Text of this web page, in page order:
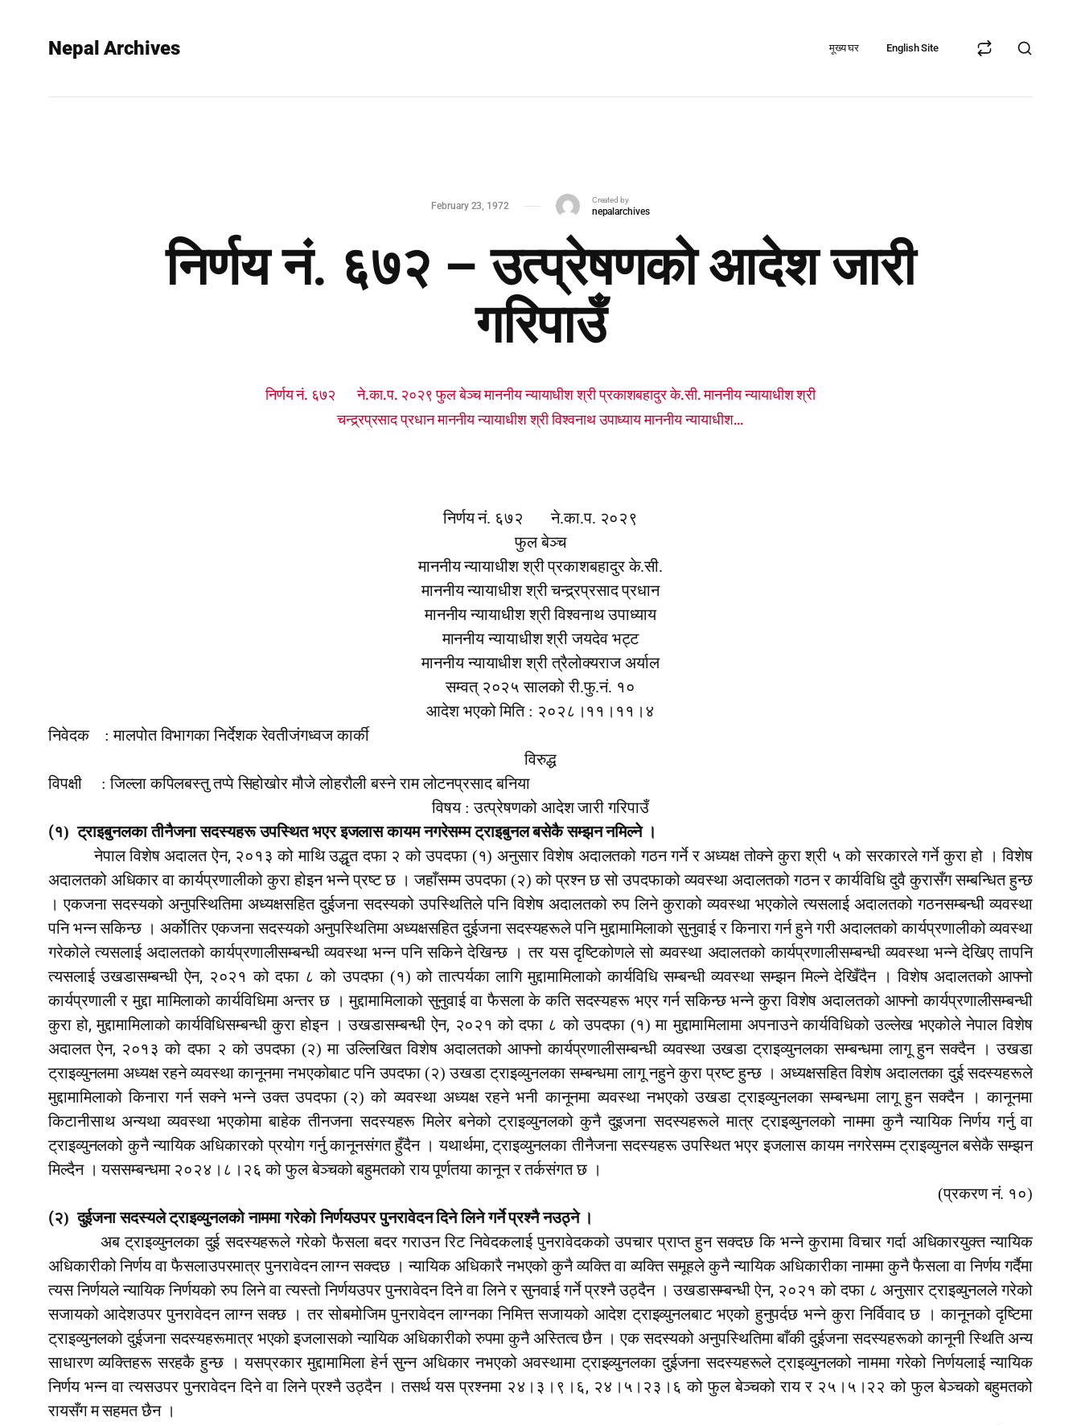
Nepal Archives मूख्य घर English Site
February 23, 1972
Created by
nepalarchives
निर्णय नं. ६७२ – उत्प्रेषणको आदेश जारी
गरिपाउँ
निर्णय नं. ६७२ ने.का.प. २०२९ फुल बेञ्च माननीय न्यायाधीश श्री प्रकाशबहादुर के.सी. माननीय न्यायाधीश श्री
चन्द्र्रप्रसाद प्रधान माननीय न्यायाधीश श्री विश्वनाथ उपाध्याय माननीय न्यायाधीश...
निर्णय नं. ६७२
ने.का.प. २०२९
फुल बेञ्च
माननीय न्यायाधीश श्री प्रकाशबहादुर के.सी.
माननीय न्यायाधीश श्री चन्द्र्रप्रसाद प्रधान
माननीय न्यायाधीश श्री विश्वनाथ उपाध्याय
माननीय न्यायाधीश श्री जयदेव भट्ट
माननीय न्यायाधीश श्री त्रैलोक्यराज अर्याल
सम्वत् २०२५ सालको री.फु.नं. १०
आदेश भएको मिति : २०२८।११।११।४
निवेदक
: मालपोत विभागका निर्देशक रेवतीजंगध्वज कार्की
विरुद्ध
विपक्षी
: जिल्ला कपिलबस्तु तप्पे सिहोखोर मौजे लोहरौली बस्ने राम लोटनप्रसाद बनिया
विषय : उत्प्रेषणको आदेश जारी गरिपाउँ
(१) ट्राइबुनलका तीनैजना सदस्यहरू उपस्थित भएर इजलास कायम नगरेसम्म ट्राइबुनल बसेकै सम्झन नमिल्ने ।
नेपाल विशेष अदालत ऐन, २०१३ को माथि उद्धृत दफा २ को उपदफा (१) अनुसार विशेष अदालतको गठन गर्ने र अध्यक्ष तोक्ने कुरा श्री ५ को सरकारले गर्ने कुरा हो । विशेष
अदालतको अधिकार वा कार्यप्रणालीको कुरा होइन भन्ने प्रष्ट छ । जहाँसम्म उपदफा (२) को प्रश्न छ सो उपदफाको व्यवस्था अदालतको गठन र कार्यविधि दुवै कुरासँग सम्बन्धित हुन्छ
। एकजना सदस्यको अनुपस्थितिमा अध्यक्षसहित दुईजना सदस्यको उपस्थितिले पनि विशेष अदालतको रुप लिने कुराको व्यवस्था भएकोले त्यसलाई अदालतको गठनसम्बन्धी व्यवस्था
पनि भन्न सकिन्छ । अर्कोतिर एकजना सदस्यको अनुपस्थितिमा अध्यक्षसहित दुईजना सदस्यहरूले पनि मुद्दामामिलाको सुनुवाई र किनारा गर्न हुने गरी अदालतको कार्यप्रणालीको व्यवस्था
गरेकोले त्यसलाई अदालतको कार्यप्रणालीसम्बन्धी व्यवस्था भन्न पनि सकिने देखिन्छ । तर यस दृष्टिकोणले सो व्यवस्था अदालतको कार्यप्रणालीसम्बन्धी व्यवस्था भन्ने देखिए तापनि
त्यसलाई उखडासम्बन्धी ऐन, २०२१ को दफा ८ को उपदफा (१) को तात्पर्यका लागि मुद्दामामिलाको कार्यविधि सम्बन्धी व्यवस्था सम्झन मिल्ने देखिँदैन । विशेष अदालतको आफ्नो
कार्यप्रणाली र मुद्दा मामिलाको कार्यविधिमा अन्तर छ । मुद्दामामिलाको सुनुवाई वा फैसला के कति सदस्यहरू भएर गर्न सकिन्छ भन्ने कुरा विशेष अदालतको आफ्नो कार्यप्रणालीसम्बन्धी
कुरा हो,मुद्दामामिलाको कार्यविधिसम्बन्धी कुरा होइन । उखडासम्बन्धी ऐन, २०२१ को दफा ८ को उपदफा (१) मा मुद्दामामिलामा अपनाउने कार्यविधिको उल्लेख भएकोले नेपाल विशेष
अदालत ऐन, २०१३ को दफा २ को उपदफा (२) मा उल्लिखित विशेष अदालतको आफ्नो कार्यप्रणालीसम्बन्धी व्यवस्था उखडा ट्राइव्युनलका सम्बन्धमा लागू हुन सक्दैन । उखडा
ट्राइव्युनलमा अध्यक्ष रहने व्यवस्था कानूनमा नभएकोबाट पनि उपदफा (२) उखडा ट्राइव्युनलका सम्बन्धमा लागू नहुने कुरा प्रष्ट हुन्छ । अध्यक्षसहित विशेष अदालतका दुई सदस्यहरूले
मुद्दामामिलाको किनारा गर्न सक्ने भन्ने उक्त उपदफा (२) को व्यवस्था अध्यक्ष रहने भनी कानूनमा व्यवस्था नभएको उखडा ट्राइव्युनलका सम्बन्धमा लागू हुन सक्दैन । कानूनमा
किटानीसाथ अन्यथा व्यवस्था भएकोमा बाहेक तीनजना सदस्यहरू मिलेर बनेको ट्राइव्युनलको कुनै दुइजना सदस्यहरूले मात्र ट्राइव्युनलको नाममा कुनै न्यायिक निर्णय गर्नु वा
ट्राइव्युनलको कुनै न्यायिक अधिकारको प्रयोग गर्नु कानूनसंगत हुँदैन । यथार्थमा,ट्राइव्युनलका तीनैजना सदस्यहरू उपस्थित भएर इजलास कायम नगरेसम्म ट्राइव्युनल बसेकै सम्झन
मिल्दैन । यससम्बन्धमा २०२४।८।२६ को फुल बेञ्चको बहुमतको राय पूर्णतया कानून र तर्कसंगत छ ।
(प्रकरण नं. १०)
(२) दुईजना सदस्यले ट्राइव्युनलको नाममा गरेको निर्णयउपर पुनरावेदन दिने लिने गर्ने प्रश्नै नउठ्ने ।
अब ट्राइव्युनलका दुई सदस्यहरूले गरेको फैसला बदर गराउन रिट निवेदकलाई पुनरावेदकको उपचार प्राप्त हुन सक्दछ कि भन्ने कुरामा विचार गर्दा अधिकारयुक्त न्यायिक
अधिकारीको निर्णय वा फैसलाउपरमात्र पुनरावेदन लाग्न सक्दछ । न्यायिक अधिकारै नभएको कुनै व्यक्ति वा व्यक्ति समूहले कुनै न्यायिक अधिकारीका नाममा कुनै फैसला वा निर्णय गर्दैमा
त्यस निर्णयले न्यायिक निर्णयको रुप लिने वा त्यस्तो निर्णयउपर पुनरावेदन दिने वा लिने र सुनवाई गर्ने प्रश्नै उठ्दैन । उखडासम्बन्धी ऐन, २०२१ को दफा ८ अनुसार ट्राइव्युनलले गरेको
सजायको आदेशउपर पुनरावेदन लाग्न सक्छ । तर सोबमोजिम पुनरावेदन लाग्नका निमित्त सजायको आदेश ट्राइव्युनलबाट भएको हुनुपर्दछ भन्ने कुरा निर्विवाद छ । कानूनको दृष्टिमा
ट्राइव्युनलको दुईजना सदस्यहरूमात्र भएको इजलासको न्यायिक अधिकारीको रुपमा कुनै अस्तित्व छैन । एक सदस्यको अनुपस्थितिमा बाँकी दुईजना सदस्यहरूको कानूनी स्थिति अन्य
साधारण व्यक्तिहरू सरहकै हुन्छ । यसप्रकार मुद्दामामिला हेर्न सुन्न अधिकार नभएको अवस्थामा ट्राइव्युनलका दुईजना सदस्यहरूले ट्राइव्युनलको नाममा गरेको निर्णयलाई न्यायिक
निर्णय भन्न वा त्यसउपर पुनरावेदन दिने वा लिने प्रश्नै उठ्दैन । तसर्थ यस प्रश्नमा २४।३।९।६, २४।५।२३।६ को फुल बेञ्चको राय र २५।५।२२ को फुल बेञ्चको बहुमतको
रायसँग म सहमत छैन ।